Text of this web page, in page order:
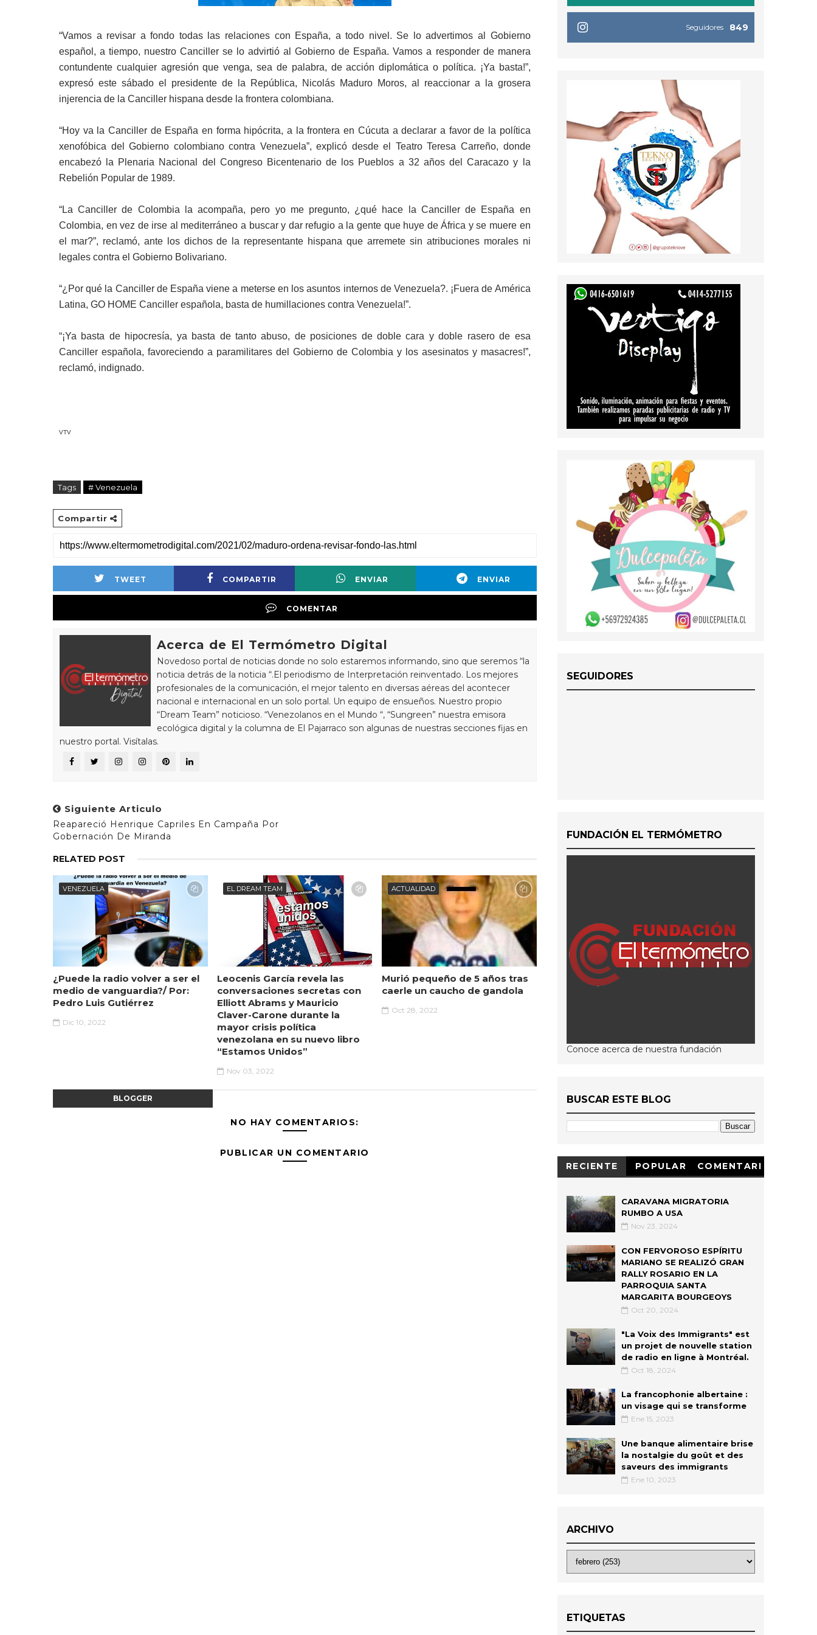
“Vamos a revisar a fondo todas las relaciones con España, a todo nivel. Se lo advertimos al Gobierno
español, a tiempo, nuestro Canciller se lo advirtió al Gobierno de España. Vamos a responder de manera
contundente cualquier agresión que venga, sea de palabra, de acción diplomática o política. ¡Ya basta!”,
expresó este sábado el presidente de la República, Nicolás Maduro Moros, al reaccionar a la grosera
injerencia de la Canciller hispana desde la frontera colombiana.
“Hoy va la Canciller de España en forma hipócrita, a la frontera en Cúcuta a declarar a favor de la política
xenofóbica del Gobierno colombiano contra Venezuela”, explicó desde el Teatro Teresa Carreño, donde
encabezó la Plenaria Nacional del Congreso Bicentenario de los Pueblos a 32 años del Caracazo y la
Rebelión Popular de 1989.
“La Canciller de Colombia la acompaña, pero yo me pregunto, ¿qué hace la Canciller de España en
Colombia, en vez de irse al mediterráneo a buscar y dar refugio a la gente que huye de África y se muere en
el mar?”, reclamó, ante los dichos de la representante hispana que arremete sin atribuciones morales ni
legales contra el Gobierno Bolivariano.
“¿Por qué la Canciller de España viene a meterse en los asuntos internos de Venezuela?. ¡Fuera de América
Latina, GO HOME Canciller española, basta de humillaciones contra Venezuela!”.
“¡Ya basta de hipocresía, ya basta de tanto abuso, de posiciones de doble cara y doble rasero de esa
Canciller española, favoreciendo a paramilitares del Gobierno de Colombia y los asesinatos y masacres!”,
reclamó, indignado.
VTV
Tags # Venezuela
Compartir
TWEET COMPARTIR ENVIAR ENVIAR
COMENTAR
Acerca de El Termómetro Digital
Novedoso portal de noticias donde no solo estaremos informando, sino que seremos “la
noticia detrás de la noticia “.El periodismo de Interpretación reinventado. Los mejores
profesionales de la comunicación, el mejor talento en diversas aéreas del acontecer
nacional e internacional en un solo portal. Un equipo de ensueños. Nuestro propio
“Dream Team” noticioso. “Venezolanos en el Mundo “, “Sungreen” nuestra emisora
ecológica digital y la columna de El Pajarraco son algunas de nuestras secciones fijas en
nuestro portal. Visítalas.
Siguiente Articulo
Reapareció Henrique Capriles En Campaña Por
Gobernación De Miranda
RELATED POST
VENEZUELA
¿Puede la radio volver a ser el
medio de vanguardia?/ Por:
Pedro Luis Gutiérrez
Dic 10, 2022
EL DREAM TEAM
Leocenis García revela las
conversaciones secretas con
Elliott Abrams y Mauricio
Claver-Carone durante la
mayor crisis política
venezolana en su nuevo libro
“Estamos Unidos”
Nov 03, 2022
ACTUALIDAD
Murió pequeño de 5 años tras
caerle un caucho de gandola
Oct 28, 2022
BLOGGER
NO HAY COMENTARIOS:
PUBLICAR UN COMENTARIO
849
Seguidores
SEGUIDORES
FUNDACIÓN EL TERMÓMETRO
Conoce acerca de nuestra fundación
BUSCAR ESTE BLOG
RECIENTE POPULAR
COMENTARI
CARAVANA MIGRATORIA
RUMBO A USA
Nov 23, 2024
CON FERVOROSO ESPÍRITU
MARIANO SE REALIZÓ GRAN
RALLY ROSARIO EN LA
PARROQUIA SANTA
MARGARITA BOURGEOYS
Oct 20, 2024
"La Voix des Immigrants" est
un projet de nouvelle station
de radio en ligne à Montréal.
Oct 18, 2024
La francophonie albertaine :
un visage qui se transforme
Ene 15, 2023
Une banque alimentaire brise
la nostalgie du goût et des
saveurs des immigrants
Ene 10, 2023
ARCHIVO
ETIQUETAS